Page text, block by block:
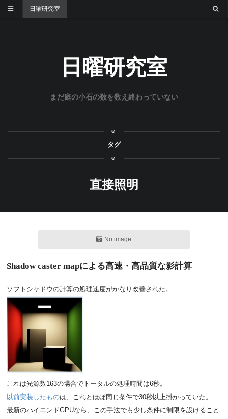
日曜研究室
日曜研究室
まだ庭の小石の数を数え終わっていない
タグ
直接照明
No image.
Shadow caster mapによる高速・高品質な影計算
ソフトシャドウの計算の処理速度がかなり改善された。
これは光源数163の場合でトータルの処理時間は6秒。
以前実装したものは、これとほぼ同じ条件で30秒以上掛かっていた。
最新のハイエンドGPUなら、この手法でも少し条件に制限を設けること